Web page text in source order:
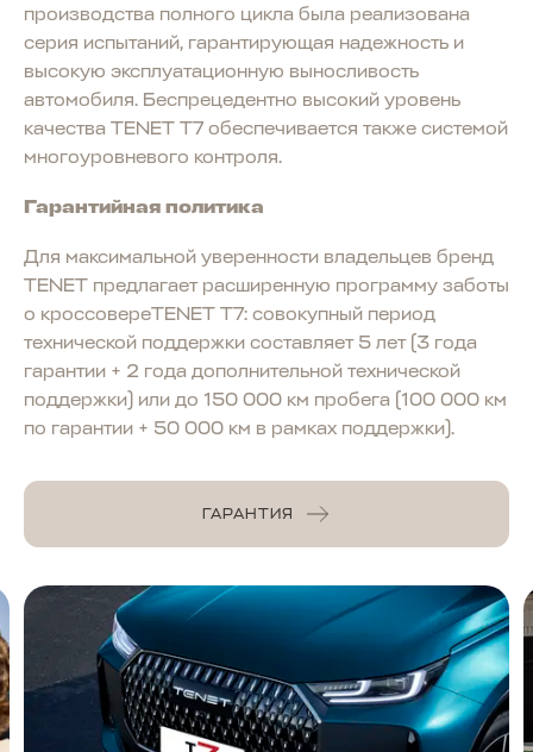
производства полного цикла была реализована
серия испытаний, гарантирующая надежность и
высокую эксплуатационную выносливость
автомобиля. Беспрецедентно высокий уровень
качества TENET T7 обеспечивается также системой
многоуровневого контроля.
Гарантийная политика
Для максимальной уверенности владельцев бренд
TENET предлагает расширенную программу заботы
о кроссовереTENET T7: совокупный период
технической поддержки составляет 5 лет (3 года
гарантии + 2 года дополнительной технической
поддержки) или до 150 000 км пробега (100 000 км
по гарантии + 50 000 км в рамках поддержки).
ГАРАНТИЯ